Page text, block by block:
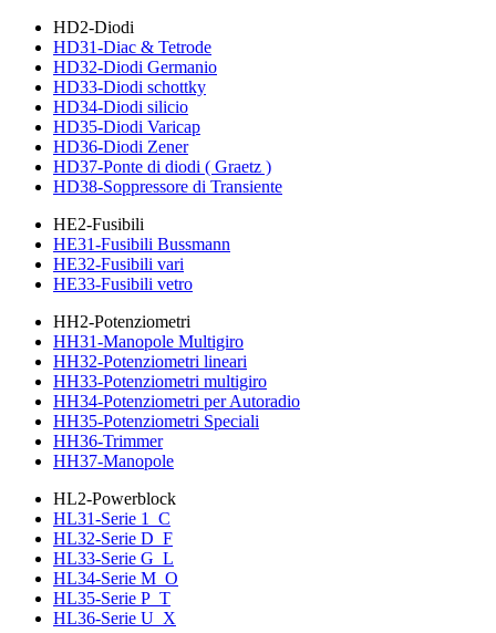
HD2-Diodi
HD31-Diac & Tetrode
HD32-Diodi Germanio
HD33-Diodi schottky
HD34-Diodi silicio
HD35-Diodi Varicap
HD36-Diodi Zener
HD37-Ponte di diodi ( Graetz )
HD38-Soppressore di Transiente
HE2-Fusibili
HE31-Fusibili Bussmann
HE32-Fusibili vari
HE33-Fusibili vetro
HH2-Potenziometri
HH31-Manopole Multigiro
HH32-Potenziometri lineari
HH33-Potenziometri multigiro
HH34-Potenziometri per Autoradio
HH35-Potenziometri Speciali
HH36-Trimmer
HH37-Manopole
HL2-Powerblock
HL31-Serie 1_C
HL32-Serie D_F
HL33-Serie G_L
HL34-Serie M_O
HL35-Serie P_T
HL36-Serie U_X